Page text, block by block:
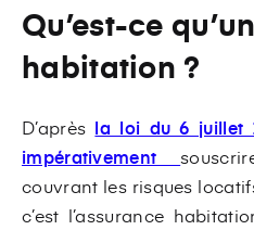
Qu’est-ce
habitation ?
D’après la loi du 6 juillet
impérativement
couvrant les risques
c’est l’assurance